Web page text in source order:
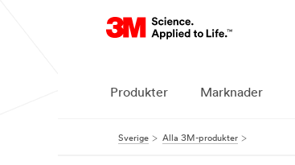
Produkter Marknader
Sverige Alla 3M-produkter